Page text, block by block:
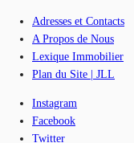
Adresses et Contacts
A Propos de Nous
Lexique Immobilier
Plan du Site | JLL
Instagram
Facebook
Twitter